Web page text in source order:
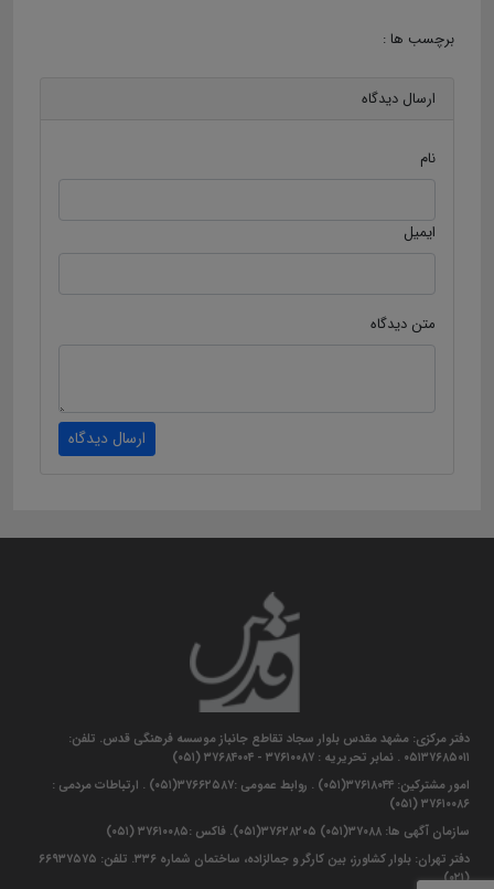
برچسب ها :
ارسال دیدگاه
نام
ایمیل
متن دیدگاه
ارسال دیدگاه
دفتر مرکزی: مشهد مقدس بلوار سجاد تقاطع جانباز موسسه فرهنگی قدس. تلفن:
۰۵۱۳۷۶۸۵۰۱۱ . نمابر تحریریه : ۳۷۶۱۰۰۸۷ - ۳۷۶۸۴۰۰۴ (۰۵۱)
امور مشترکین: ۳۷۶۱۸۰۴۴(۰۵۱) . روابط عمومی :۳۷۶۶۲۵۸۷(۰۵۱) . ارتباطات مردمی :
۳۷۶۱۰۰۸۶ (۰۵۱)
سازمان آگهی ها: ۳۷۰۸۸(۰۵۱) ۳۷۶۲۸۲۰۵(۰۵۱). فاکس :۳۷۶۱۰۰۸۵ (۰۵۱)
دفتر تهران: بلوار کشاورز، بین کارگر و جمالزاده، ساختمان شماره ۳۳۶. تلفن: ۶۶۹۳۷۵۷۵
(۰۲۱)